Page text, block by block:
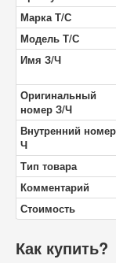
Марка Т/С
Модель Т/С
Имя З/Ч
Оригинальный
номер З/Ч
Внутренний
Ч
Тип товара
Комментарий
Стоимость
Как купить?